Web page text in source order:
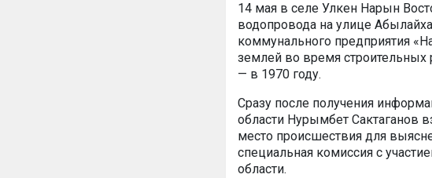
14 мая в селе Улкен Нарын
водопровода на улице
коммунального предприятия
землей во время строительных
— в 1970 году.
Сразу после получения
области Нурымбет Сактаганов
место происшествия для
специальная комиссия с
области.